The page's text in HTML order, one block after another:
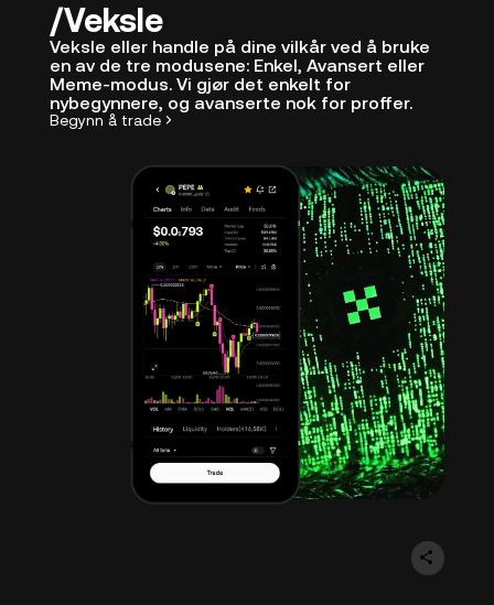
Veksle
Veksle eller handle på dine vilkår ved å bruke
en av de tre modusene: Enkel, Avansert eller
Meme-modus. Vi gjør det enkelt for
nybegynnere, og avanserte nok for proffer.
Begynn å trade